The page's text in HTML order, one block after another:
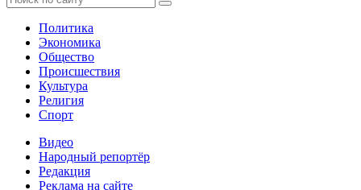
Политика
Экономика
Общество
Происшествия
Культура
Религия
Спорт
Видео
Народный репортёр
Редакция
Реклама на сайте